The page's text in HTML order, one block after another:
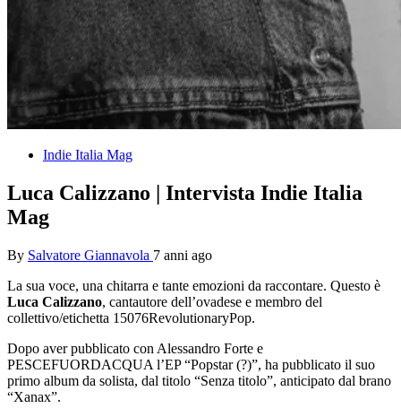
Indie Italia Mag
Luca Calizzano | Intervista Indie Italia
Mag
By Salvatore Giannavola 7 anni ago
La sua voce, una chitarra e tante emozioni da raccontare. Questo è
Luca Calizzano, cantautore dell’ovadese e membro del
collettivo/etichetta 15076RevolutionaryPop.
Dopo aver pubblicato con Alessandro Forte e
PESCEFUORDACQUA l’EP “Popstar (?)”, ha pubblicato il suo
primo album da solista, dal titolo “Senza titolo”, anticipato dal brano
“Xanax”.